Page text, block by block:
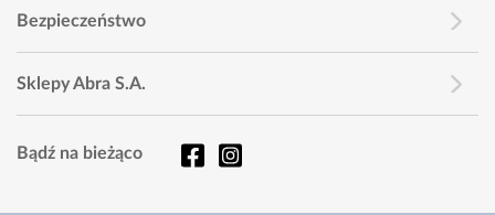
Bezpieczeństwo
Sklepy Abra S.A.
Bądź na bieżąco